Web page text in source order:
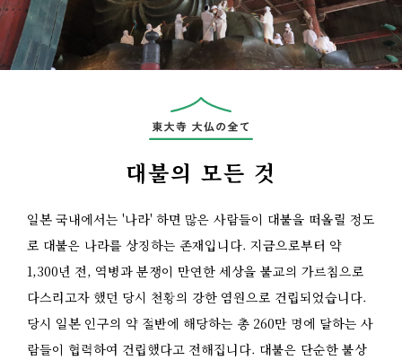
대불의 모든 것
일본 국내에서는 '나라' 하면 많은 사람들이 대불을 떠올릴 정도
로 대불은 나라를 상징하는 존재입니다. 지금으로부터 약
1,300년 전, 역병과 분쟁이 만연한 세상을 불교의 가르침으로
다스리고자 했던 당시 천황의 강한 염원으로 건립되었습니다.
당시 일본 인구의 약 절반에 해당하는 총 260만 명에 달하는 사
람들이 협력하여 건립했다고 전해집니다. 대불은 단순한 불상